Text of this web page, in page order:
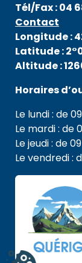
Tél/Fax : 04
Contact
Longitude :
Latitude :
Altitude :
Horaires
Le lundi : de
Le mardi : de
Le jeudi : de
Le vendredi :